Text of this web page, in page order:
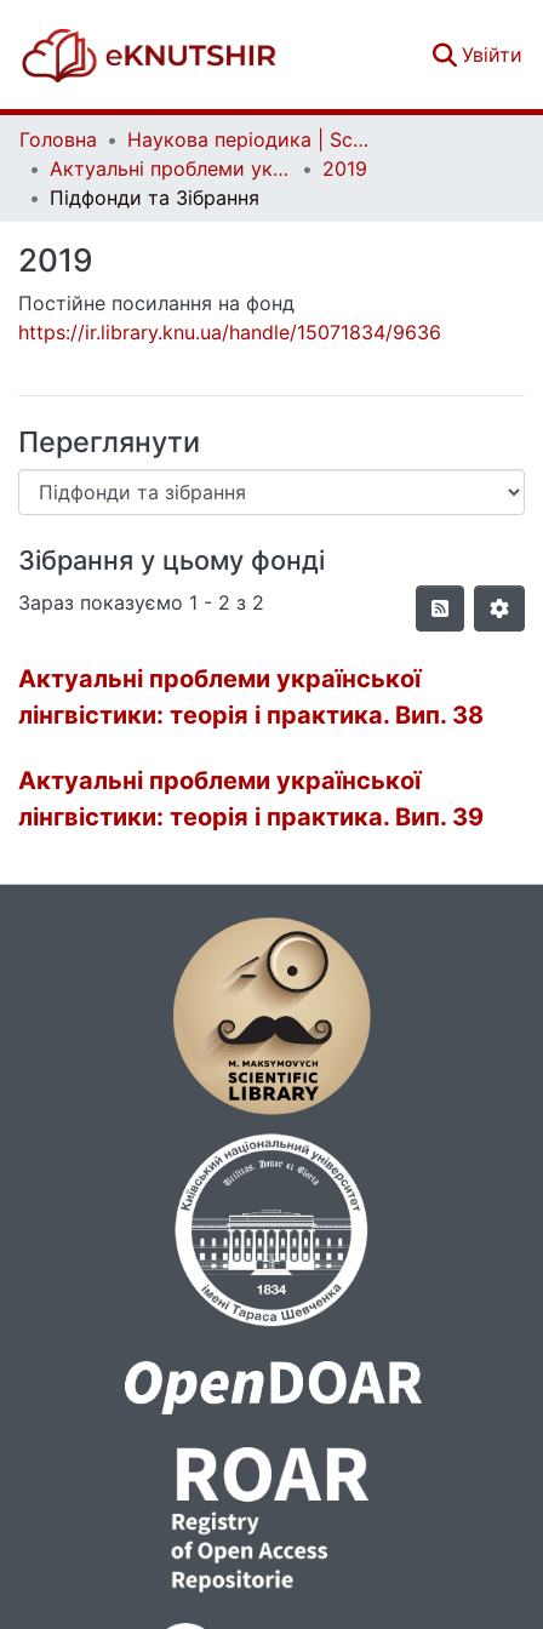
Увійти
Головна
Наукова періодика | Scientific periodicals
Актуальні проблеми української лінгвістики: теорія і практика | Current issues of Ukrainian linguistics: theory and practice
2019
Підфонди та Зібрання
2019
Постійне посилання на фонд
https://ir.library.knu.ua/handle/15071834/9636
Переглянути
Зібрання у цьому фонді
Зараз показуємо 1 - 2 з 2
Актуальні проблеми української
лінгвістики: теорія і практика. Вип. 38
Актуальні проблеми української
лінгвістики: теорія і практика. Вип. 39